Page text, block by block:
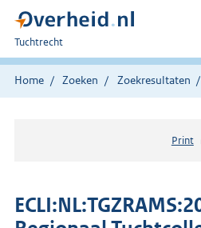
U
bent
hier:
Tuchtrecht
Home Zoeken Zoekresultaten
Print